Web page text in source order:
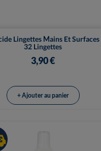
Lingettes Mains Et Surfaces
32 Lingettes
3,90 €
Vue rapide
+ Ajouter au panier